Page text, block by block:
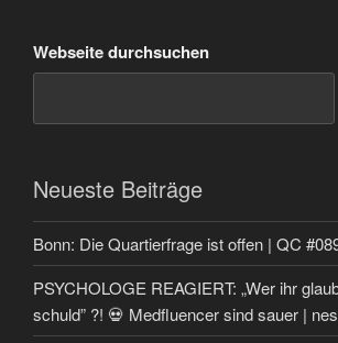
Webseite durchsuchen
Neueste Beiträge
Bonn: Die Quartierfrage ist offen | QC
PSYCHOLOGE REAGIERT: „Wer ihr
schuld” ?! 💀 Medfluencer sind sauer |